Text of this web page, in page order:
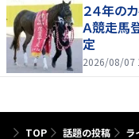
２４年の
Ａ競走馬
定
2026/08/07
TOP 話題の投稿 ラ